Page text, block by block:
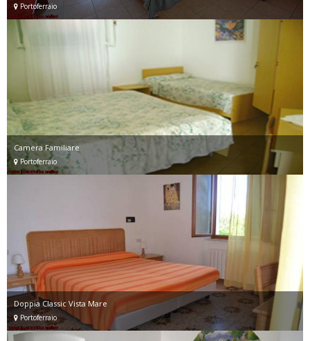
Portoferraio
Camera Familiare
Portoferraio
Doppia Classic Vista Mare
Portoferraio